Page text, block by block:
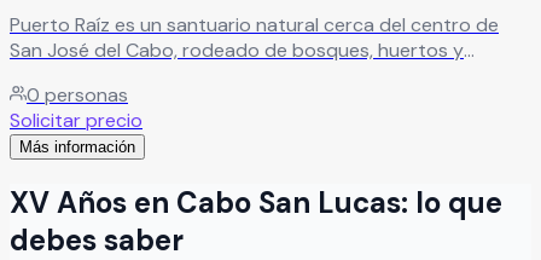
Puerto Raíz es un santuario natural cerca del centro de
San José del Cabo, rodeado de bosques, huertos y
espacio ideal para eventos especiales, donde la naturaleza
se convierte en el escenario perfecto para vivir
experiencias inolvidables.
0 personas
Solicitar precio
Más información
XV Años en Cabo San Lucas: lo que
debes saber